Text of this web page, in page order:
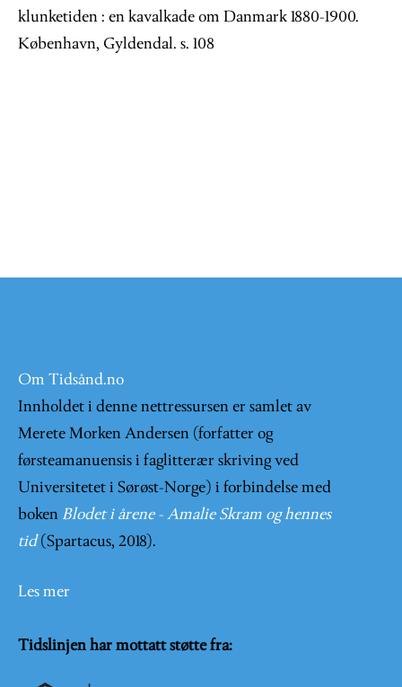
klunketiden : en kavalkade om Danmark 1880-1900.
København, Gyldendal. s. 108
Om Tidsånd.no
Innholdet i denne nettressursen er samlet av
Merete Morken Andersen (forfatter og
førsteamanuensis i faglitterær skriving ved
Universitetet i Sørøst-Norge) i forbindelse med
boken Blodet i årene - Amalie Skram og hennes
tid (Spartacus, 2018).
Les mer
Tidslinjen har mottatt støtte fra: